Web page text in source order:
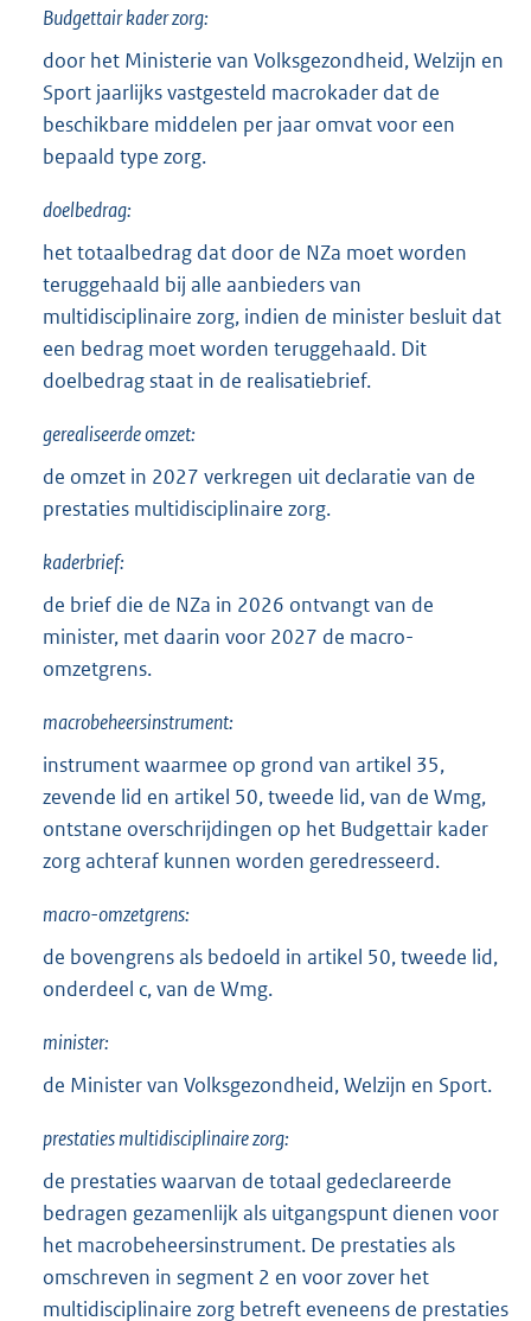
Budgettair kader zorg:
door het Ministerie van Volksgezondheid, Welzijn en
Sport jaarlijks vastgesteld macrokader dat de
beschikbare middelen per jaar omvat voor een
bepaald type zorg.
doelbedrag:
het totaalbedrag dat door de NZa moet worden
teruggehaald bij alle aanbieders van
multidisciplinaire zorg, indien de minister besluit dat
een bedrag moet worden teruggehaald. Dit
doelbedrag staat in de realisatiebrief.
gerealiseerde omzet:
de omzet in 2027 verkregen uit declaratie van de
prestaties multidisciplinaire zorg.
kaderbrief:
de brief die de NZa in 2026 ontvangt van de
minister, met daarin voor 2027 de macro-
omzetgrens.
macrobeheersinstrument:
instrument waarmee op grond van artikel 35,
zevende lid en artikel 50, tweede lid, van de Wmg,
ontstane overschrijdingen op het Budgettair kader
zorg achteraf kunnen worden geredresseerd.
macro-omzetgrens:
de bovengrens als bedoeld in artikel 50, tweede lid,
onderdeel c, van de Wmg.
minister:
de Minister van Volksgezondheid, Welzijn en Sport.
prestaties multidisciplinaire zorg:
de prestaties waarvan de totaal gedeclareerde
bedragen gezamenlijk als uitgangspunt dienen voor
het macrobeheersinstrument. De prestaties als
omschreven in segment 2 en voor zover het
multidisciplinaire zorg betreft eveneens de prestaties